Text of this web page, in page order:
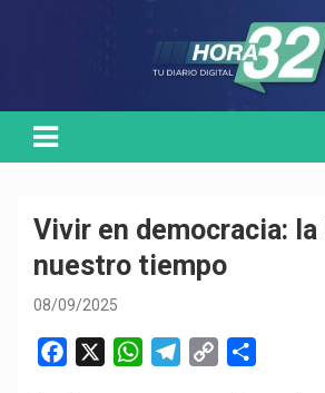
Vivir en democracia:
nuestro tiempo
08/09/2025
W